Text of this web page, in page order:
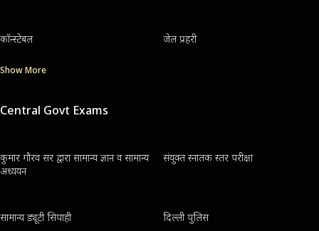
कॉन्स्टेबल जेल प्रहरी
Show More
Central Govt Exams
कुमार गौरव सर द्वारा सामान्य ज्ञान व सामान्य
अध्ययन
संयुक्त स्नातक स्तर परीक्षा
सामान्य ड्यूटी सिपाही दिल्ली पुलिस